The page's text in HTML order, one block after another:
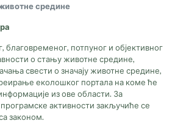
средине
благовременог, потпуног и објективног
о стању животне средине,
свести о значају животне средине,
еколошког портала на коме ће
из ове области. За
програмске активности закључиће се
законом.